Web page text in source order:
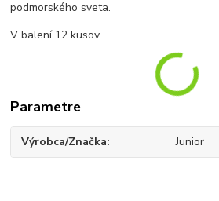
podmorského sveta.
V balení 12 kusov.
Parametre
Výrobca/Značka Junior